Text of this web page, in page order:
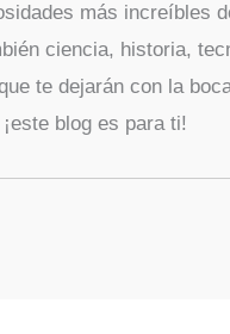
más increíbles
ciencia, historia,
te dejarán con la
blog es para ti!